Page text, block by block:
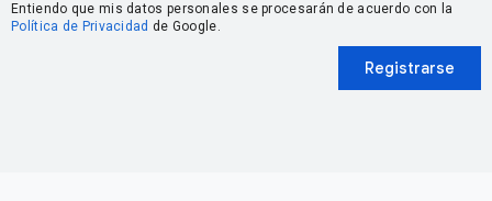
Entiendo que mis datos personales se procesarán de acuerdo con la
Política de Privacidad de Google.
Registrarse